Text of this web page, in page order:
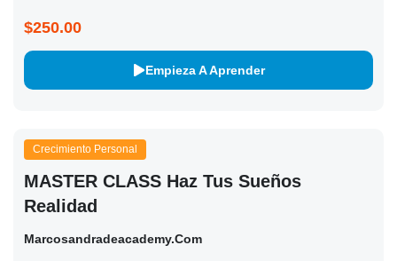
$250.00
Empieza A Aprender
Crecimiento Personal
MASTER CLASS Haz Tus Sueños
Realidad
Marcosandradeacademy.com